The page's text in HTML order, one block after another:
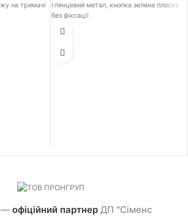
на тримачі
глянцевий метал, кнопка зелена плоска
без фіксації
— офіційний партнер ДП "Сіменс